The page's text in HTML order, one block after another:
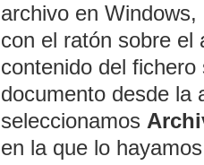
archivo en
con el ratón sobre el
contenido del
documento desde la
seleccionamos
en la que lo